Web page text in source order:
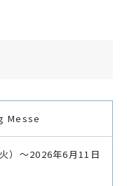
Messe
）～2026年6月11日